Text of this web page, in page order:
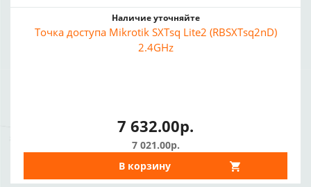
Наличие уточняйте
Точка доступа Mikrotik SXTsq Lite2 (RBSXTsq2nD)
2.4GHz
7 632.00р.
7 021.00р.
В корзину